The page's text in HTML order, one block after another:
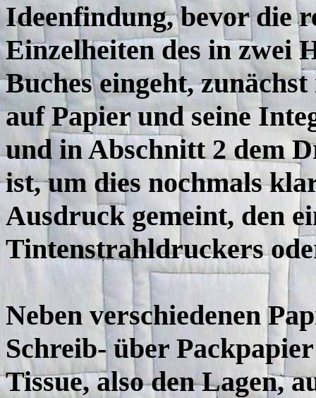
Ideenfindung, bevor die
Einzelheiten des in zwei
Buches eingeht,
auf Papier und seine
und in Abschnitt 2 dem
ist, um dies nochmals
Ausdruck gemeint, den
Tintenstrahldruckers
Neben verschiedenen
Schreib- über
Tissue, also den Lagen,